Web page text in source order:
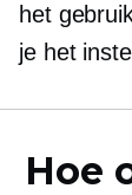
het
je het
Hoe